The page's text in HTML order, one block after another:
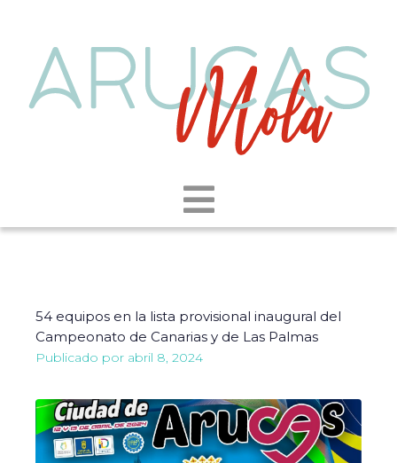
54 equipos en la lista provisional inaugural del
Campeonato de Canarias y de Las Palmas
Publicado por abril 8, 2024